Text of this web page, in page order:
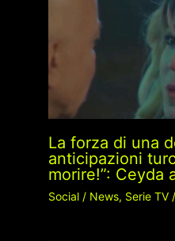
La forza di una
anticipazioni
morire!”: Ceyda
Social/ News, Serie TV/